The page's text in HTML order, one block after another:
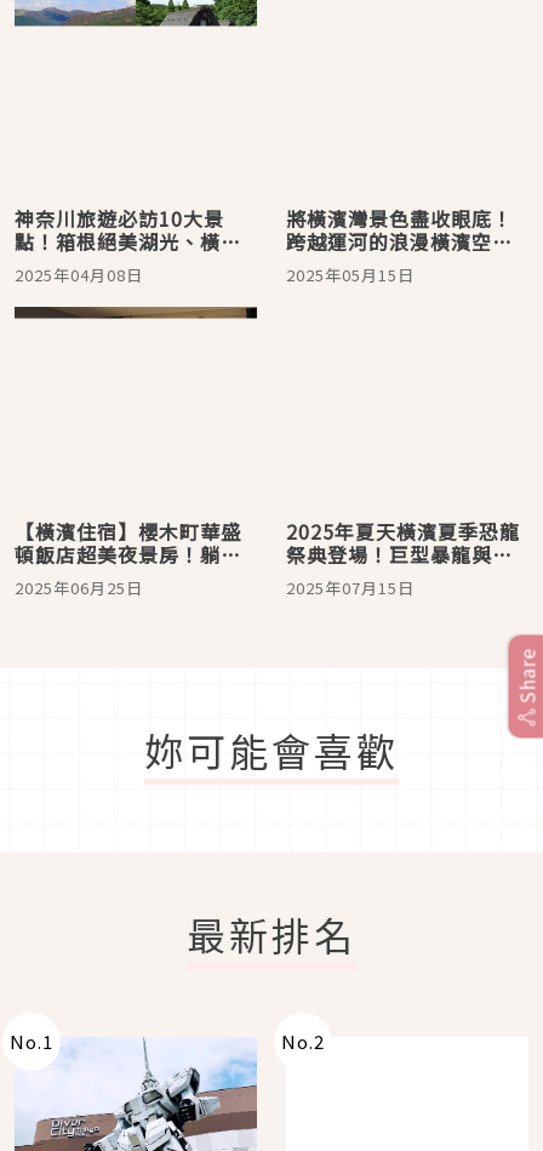
神奈川旅遊必訪10大景
點！箱根絕美湖光、橫濱
紅磚浪漫、鎌倉歷史巡
禮、夢幻藍紫陽花、穿越
時空探訪傳統民家園！
2025年04月08日
將橫濱灣景色盡收眼底！
跨越運河的浪漫橫濱空中
纜車「YOKOHAMA AIR
CABIN」
2025年05月15日
【橫濱住宿】櫻木町華盛
頓飯店超美夜景房！躺著
將橫濱市區的白天夜景盡
收眼底
2025年06月25日
2025年夏天橫濱夏季恐龍
祭典登場！巨型暴龍與翼
龍燈籠童趣登場
2025年07月15日
妳可能會喜歡
最新排名
No.1 No.2
Share